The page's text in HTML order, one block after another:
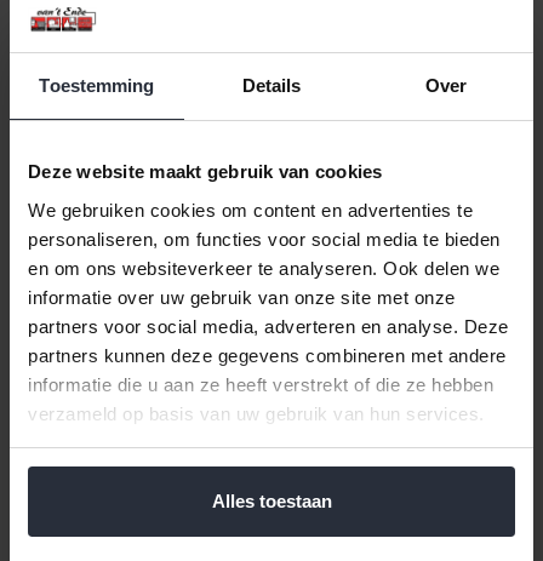
Toestemming Details Over
Deze website maakt gebruik van cookies
We gebruiken cookies om content en advertenties te
personaliseren, om functies voor social media te bieden
en om ons websiteverkeer te analyseren. Ook delen we
informatie over uw gebruik van onze site met onze
partners voor social media, adverteren en analyse. Deze
partners kunnen deze gegevens combineren met andere
informatie die u aan ze heeft verstrekt of die ze hebben
verzameld op basis van uw gebruik van hun services.
Alles toestaan
Informatie
Bord 26,5cm Marrakesh
Klik hier voor de volledige collectie van Borden 26,5 cm van
Bunzlau Castle.
Materiaal: Keramiek
Vaatswasser-, oven- en magnetronbestendig
Het decor is handmatig aangebracht
Reviews
Help ons en andere klanten door het schrijven van een review